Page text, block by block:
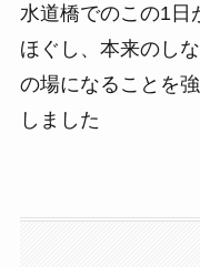
水道橋でのこの1日
ほぐし、本来のし
の場になることを
しました